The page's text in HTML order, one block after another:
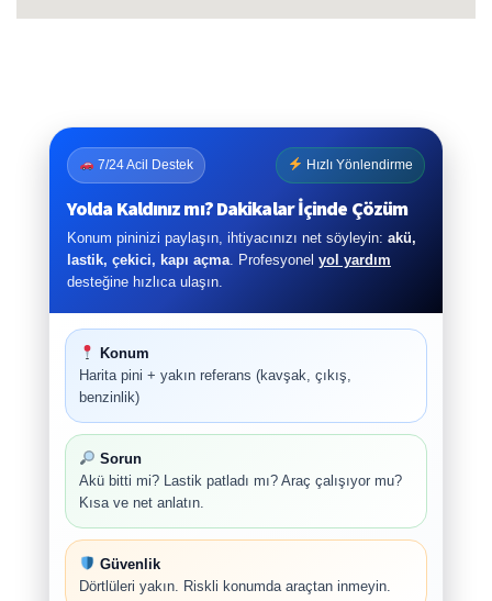
7/24 Acil Destek Hızlı Yönlendirme
Yolda Kaldınız mı? Dakikalar İçinde Çözüm
Konum pininizi paylaşın, ihtiyacınızı net söyleyin: akü,
lastik, çekici, kapı açma . Profesyonel yol yardım
desteğine hızlıca ulaşın.
Konum
Harita pini + yakın referans (kavşak, çıkış,
benzinlik)
Sorun
Akü bitti mi? Lastik patladı mı? Araç çalışıyor mu?
Kısa ve net anlatın.
Güvenlik
Dörtlüleri yakın. Riskli konumda araçtan inmeyin.